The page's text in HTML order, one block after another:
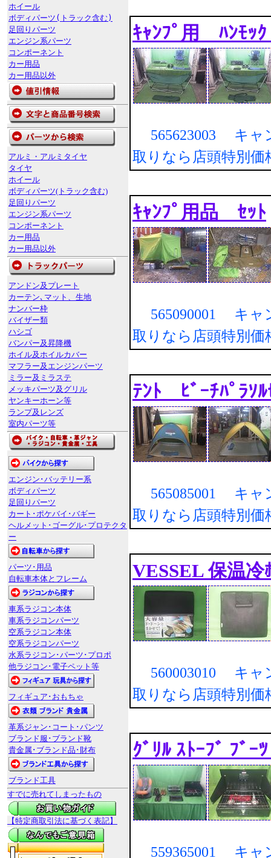
ホイール
ボディパーツ(トラック含む)
足回りパーツ
エンジン系パーツ
コンポーネント
カー用品
カー用品以外
アルミ・アルミタイヤ
タイヤ
ホイール
ボディパーツ(トラック含む)
足回りパーツ
エンジン系パーツ
コンポーネント
カー用品
カー用品以外
アンドン及プレート
カーテン､マット、生地
ナンバー枠
バイザー類
ハシゴ
バンパー及昇降機
ホイル及ホイルカバー
マフラー及エンジンパーツ
ミラー及ミラステ
メッキパーツ及グリル
ヤンキーホーン等
ランプ及レンズ
室内パーツ等
エンジン･バッテリー系
ボディパーツ
足回りパーツ
カート･ポケバイ･バギー
ヘルメット･ゴーグル･プロテクタ
ー
パーツ･用品
自転車本体とフレーム
車系ラジコン本体
車系ラジコンパーツ
空系ラジコン本体
空系ラジコンパーツ
水系ラジコン･パーツ･プロポ
他ラジコン･電子ペット等
フィギュア･おもちゃ
革系ジャン･コート･パンツ
ブランド服･ブランド靴
貴金属･ブランド品･財布
ブランド工具
すでに売れてしまったもの
【特定商取引法に基づく表記】
ｷｬﾝﾌﾟ用 ﾊﾝﾓ
565623003 キャ
取りなら店頭特別価
ｷｬﾝﾌﾟ用品 ｾｯﾄ
565090001 キャ
取りなら店頭特別価
ﾃﾝﾄ ﾋﾞｰﾁﾊﾟﾗｿﾙ
565085001 キャ
取りなら店頭特別価
VESSEL 保温冷
560003010 キャ
取りなら店頭特別価
ｸﾞﾘﾙ ｽﾄｰﾌﾞ ﾌﾞｰ
559365001 キャ